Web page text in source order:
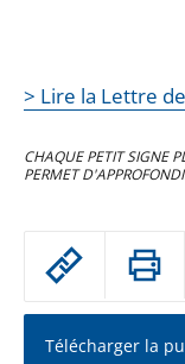
Passer
partage
deTélécharger la
> Lire la Lettre
CHAQUE PETIT SIGNE
PERMET